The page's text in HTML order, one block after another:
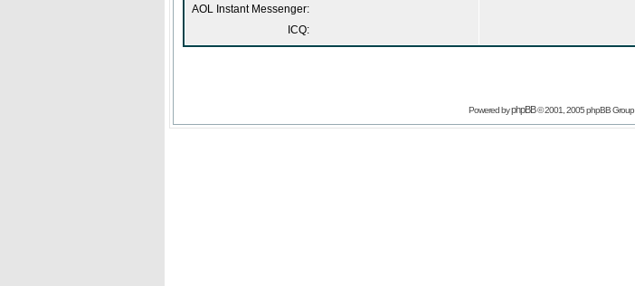
AOL Instant Messenger:
ICQ:
Powered byphpBB© 2001, 2005 phpBB Group